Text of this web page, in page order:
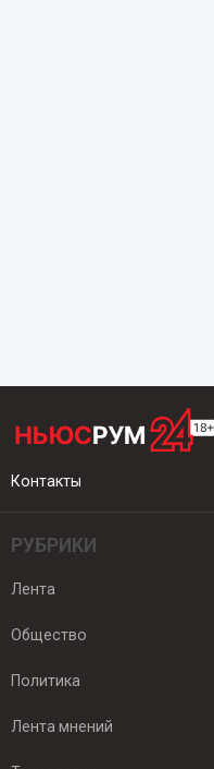
Контакты
РУБРИКИ
Лента
Общество
Политика
Лента мнений